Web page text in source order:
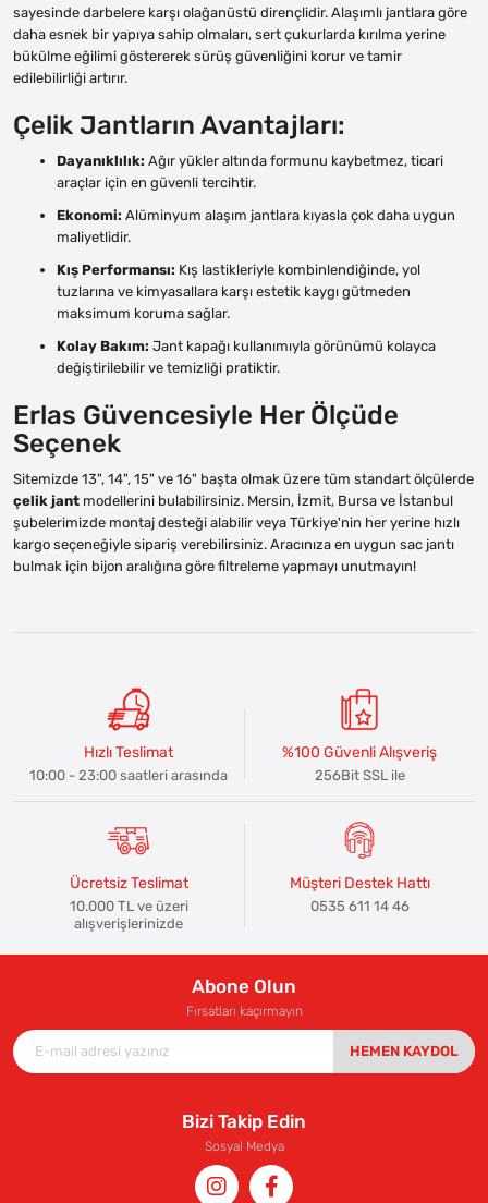
sayesinde darbelere karşı olağanüstü dirençlidir. Alaşımlı jantlara göre
daha esnek bir yapıya sahip olmaları, sert çukurlarda kırılma yerine
bükülme eğilimi göstererek sürüş güvenliğini korur ve tamir
edilebilirliği artırır.
Çelik Jantların Avantajları:
Dayanıklılık: Ağır yükler altında formunu kaybetmez, ticari
araçlar için en güvenli tercihtir.
Ekonomi: Alüminyum alaşım jantlara kıyasla çok daha uygun
maliyetlidir.
Kış Performansı: Kış lastikleriyle kombinlendiğinde, yol
tuzlarına ve kimyasallara karşı estetik kaygı gütmeden
maksimum koruma sağlar.
Kolay Bakım: Jant kapağı kullanımıyla görünümü kolayca
değiştirilebilir ve temizliği pratiktir.
Erlas Güvencesiyle Her Ölçüde
Seçenek
Sitemizde 13", 14", 15" ve 16" başta olmak üzere tüm standart ölçülerde
çelik jant modellerini bulabilirsiniz. Mersin, İzmit, Bursa ve İstanbul
şubelerimizde montaj desteği alabilir veya Türkiye'nin her yerine hızlı
kargo seçeneğiyle sipariş verebilirsiniz. Aracınıza en uygun sac jantı
bulmak için bijon aralığına göre filtreleme yapmayı unutmayın!
Hızlı Teslimat
10:00 - 23:00 saatleri arasında
%100 Güvenli Alışveriş
256Bit SSL ile
Ücretsiz Teslimat
10.000 TL ve üzeri
alışverişlerinizde
Müşteri Destek Hattı
0535 611 14 46
Abone Olun
Fırsatları kaçırmayın
HEMEN KAYDOL
Bizi Takip Edin
Sosyal Medya